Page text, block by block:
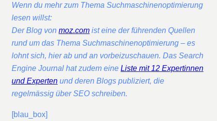
Wenn du mehr zum Thema Suchmaschinenoptimierung
lesen willst:
Der Blog von moz.com ist eine der führenden Quellen
rund um das Thema Suchmaschinenoptimierung – es
lohnt sich, hier ab und an vorbeizuschauen. Das Search
Engine Journal hat zudem eine Liste mit 12 Expertinnen
und Experten und deren Blogs publiziert, die
regelmässig über SEO schreiben.
[blau_box]